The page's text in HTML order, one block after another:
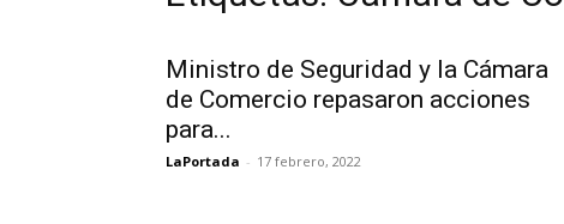
Ministro de Seguridad y la Cámara
de Comercio repasaron acciones
para...
LaPortada - 17 febrero, 2022